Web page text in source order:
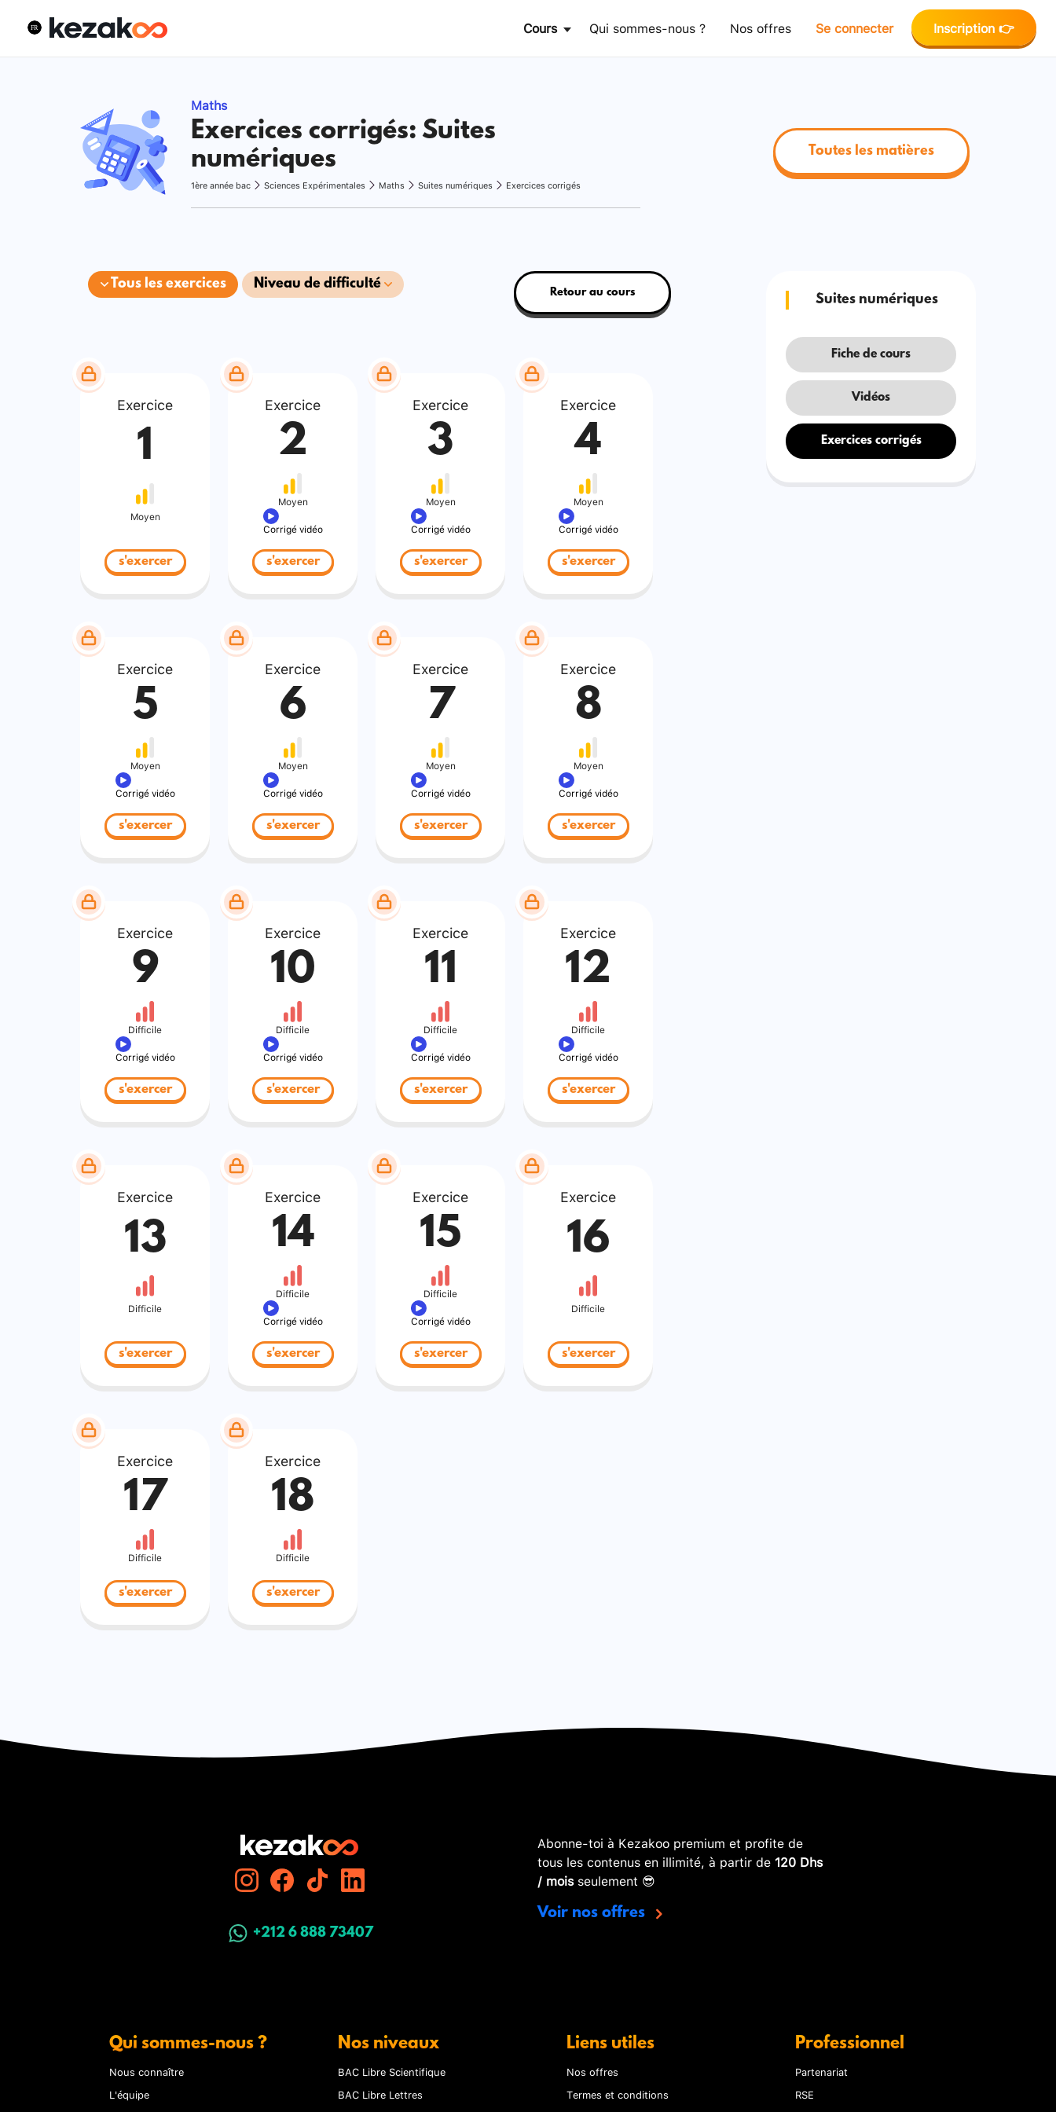
Cours Qui sommes-nous ? Nos offres Se connecter Inscription 👉
Maths
Exercices corrigés: Suites
numériques
1ère année bac Sciences Expérimentales Maths Suites numériques Exercices corrigés
Toutes les matières
Tous les exercices Niveau de difficulté
Retour au cours
Exercice
1
Moyen
s'exercer
Exercice
2
Moyen
Corrigé vidéo
s'exercer
Exercice
3
Moyen
Corrigé vidéo
s'exercer
Exercice
4
Moyen
Corrigé vidéo
s'exercer
Exercice
5
Moyen
Corrigé vidéo
s'exercer
Exercice
6
Moyen
Corrigé vidéo
s'exercer
Exercice
7
Moyen
Corrigé vidéo
s'exercer
Exercice
8
Moyen
Corrigé vidéo
s'exercer
Exercice
9
Difficile
Corrigé vidéo
s'exercer
Exercice
10
Difficile
Corrigé vidéo
s'exercer
Exercice
11
Difficile
Corrigé vidéo
s'exercer
Exercice
12
Difficile
Corrigé vidéo
s'exercer
Exercice
13
Difficile
s'exercer
Exercice
14
Difficile
Corrigé vidéo
s'exercer
Exercice
15
Difficile
Corrigé vidéo
s'exercer
Exercice
16
Difficile
s'exercer
Exercice
17
Difficile
s'exercer
Exercice
18
Difficile
s'exercer
Suites numériques
Fiche de cours
Vidéos
Exercices corrigés
+212 6 888 73407
Abonne-toi à Kezakoo premium et profite de
tous les contenus en illimité, à partir de 120 Dhs
/ moisseulement 😎
Voir nos offres
Qui sommes-nous ?
Nous connaître
L'équipe
Nos niveaux
BAC Libre Scientifique
BAC Libre Lettres
Liens utiles
Nos offres
Termes et conditions
Professionnel
Partenariat
RSE